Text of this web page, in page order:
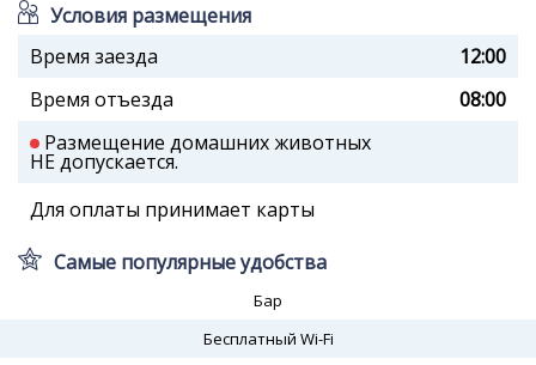
Условия размещения
Время заезда
12:00
Время отъезда
08:00
Размещение домашних животных
НЕ допускается.
Для оплаты принимает карты
Самые популярные удобства
Бар
Бесплатный Wi-Fi